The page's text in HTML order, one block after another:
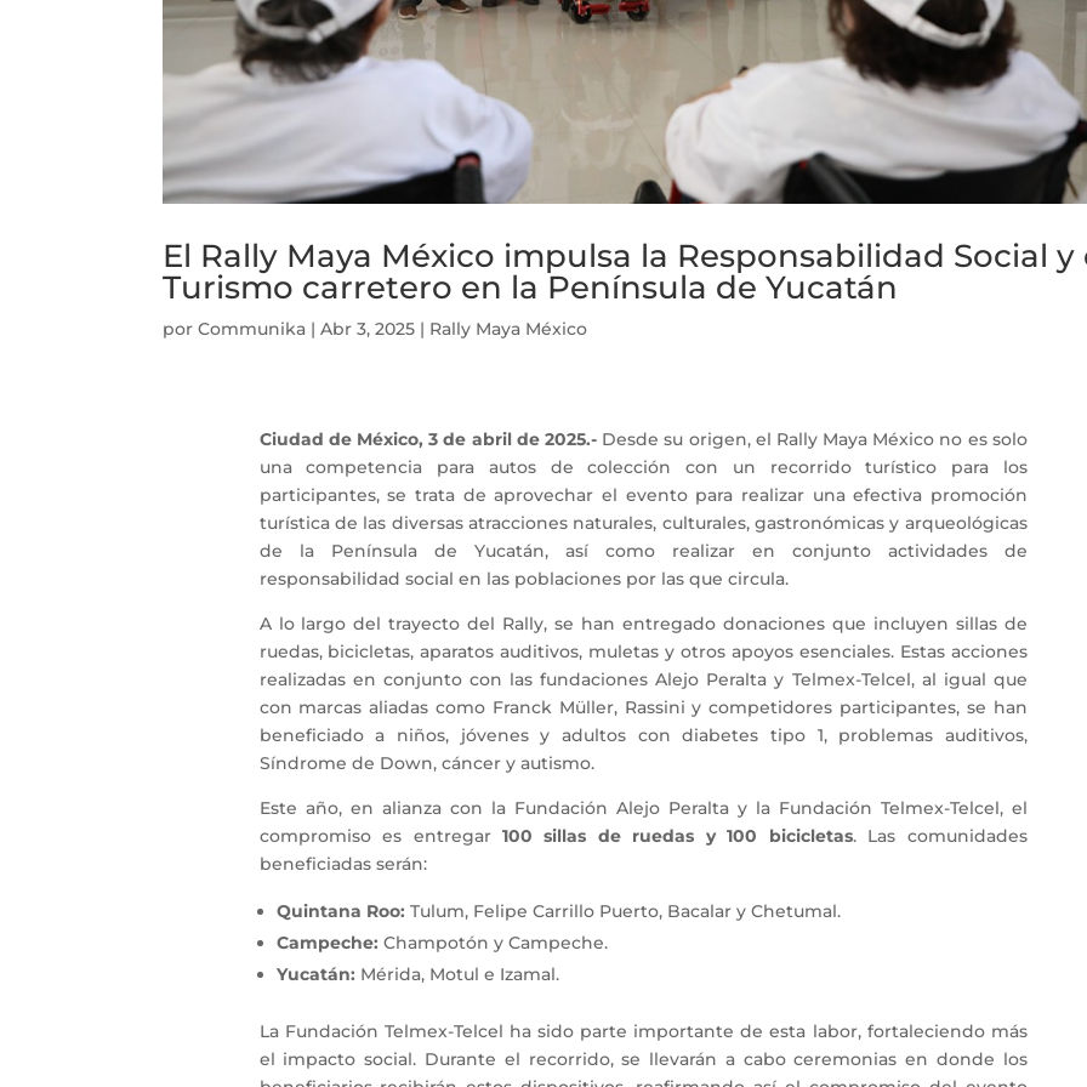
El Rally Maya México impulsa la Responsabilidad Social y
Turismo carretero en la Península de Yucatán
porCommunika |Abr 3, 2025 | Rally Maya México
Ciudad de México, 3 de abril de 2025.-Desde su origen, el Rally Maya México no es solo
una competencia para autos de colección con un recorrido turístico para los
participantes, se trata de aprovechar el evento para realizar una efectiva promoción
turística de las diversas atracciones naturales, culturales, gastronómicas y arqueológicas
de la Península de Yucatán, así como realizar en conjunto actividades de
responsabilidad social en las poblaciones por las que circula.
A lo largo del trayecto del Rally, se han entregado donaciones que incluyen sillas de
ruedas, bicicletas, aparatos auditivos, muletas y otros apoyos esenciales. Estas acciones
realizadas en conjunto con las fundaciones Alejo Peralta y Telmex-Telcel, al igual que
con marcas aliadas como Franck Müller, Rassini y competidores participantes, se han
beneficiado a niños, jóvenes y adultos con diabetes tipo 1, problemas auditivos,
Síndrome de Down, cáncer y autismo.
Este año, en alianza con la Fundación Alejo Peralta y la Fundación Telmex-Telcel, el
compromiso es entregar100 sillas de ruedas y 100 bicicletas. Las comunidades
beneficiadas serán:
Quintana Roo: Tulum, Felipe Carrillo Puerto, Bacalar y Chetumal.
Campeche: Champotón y Campeche.
Yucatán: Mérida, Motul e Izamal.
La Fundación Telmex-Telcel ha sido parte importante de esta labor, fortaleciendo más
el impacto social. Durante el recorrido, se llevarán a cabo ceremonias en donde los